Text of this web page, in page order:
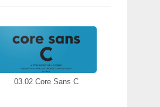
03.02 Core Sans C